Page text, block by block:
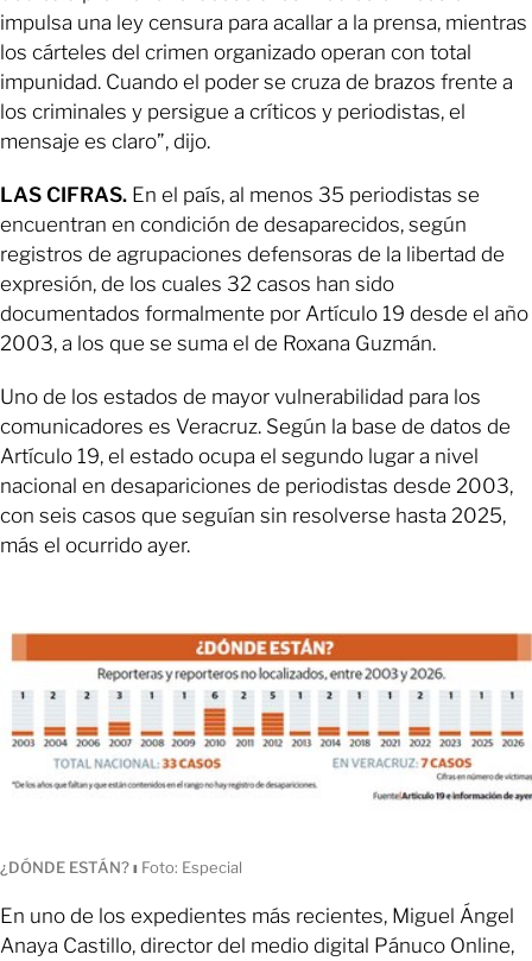
impulsa una ley censura para acallar a la prensa, mientras
los cárteles del crimen organizado operan con total
impunidad. Cuando el poder se cruza de brazos frente a
los criminales y persigue a críticos y periodistas, el
mensaje es claro”, dijo.
LAS CIFRAS. En el país, al menos 35 periodistas se
encuentran en condición de desaparecidos, según
registros de agrupaciones defensoras de la libertad de
expresión, de los cuales 32 casos han sido
documentados formalmente por Artículo 19 desde el año
2003, a los que se suma el de Roxana Guzmán.
Uno de los estados de mayor vulnerabilidad para los
comunicadores es Veracruz. Según la base de datos de
Artículo 19, el estado ocupa el segundo lugar a nivel
nacional en desapariciones de periodistas desde 2003,
con seis casos que seguían sin resolverse hasta 2025,
más el ocurrido ayer.
¿DÓNDE ESTÁN?ı Foto: Especial
En uno de los expedientes más recientes, Miguel Ángel
Anaya Castillo, director del medio digital Pánuco Online,